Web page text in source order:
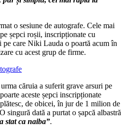
o sesiune de autografe. Cele mai
șepci roșii, inscripționate cu
care Niki Lauda o poartă acum în
cu acest grup de firme.
căruia a suferit grave arsuri pe
aceste șepci inscripționate
de obicei, în jur de 1 milion de
singură dată a purtat o șapcă albastră
stat ca naiba”.